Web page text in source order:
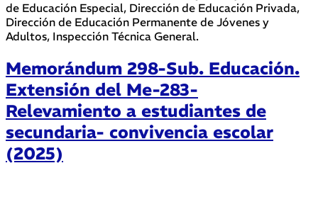
de Educación Especial, Dirección de Educación Privada,
Dirección de Educación Permanente de Jóvenes y
Adultos, Inspección Técnica General.
Memorándum 298-Sub. Educación.
Extensión del Me-283-
Relevamiento a estudiantes de
secundaria- convivencia escolar
(2025)